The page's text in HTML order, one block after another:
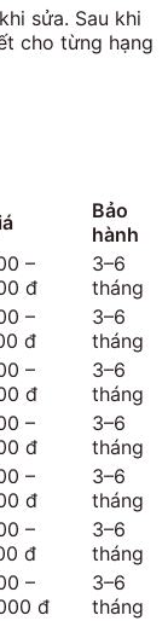
sửa. Sau khi
cho từng hạng
Bảo
hành
–
đ
3–6
tháng
–
đ
3–6
tháng
–
đ
3–6
tháng
–
đ
3–6
tháng
–
đ
3–6
tháng
–
đ
3–6
tháng
–
đ
3–6
tháng